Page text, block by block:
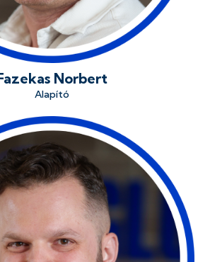
Norbert
Alapító